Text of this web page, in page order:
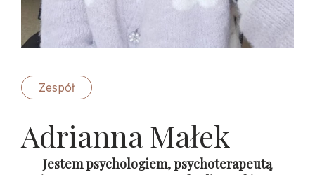
Zespół
Adrianna Małek
Jestem psychologiem, psychoterapeutą